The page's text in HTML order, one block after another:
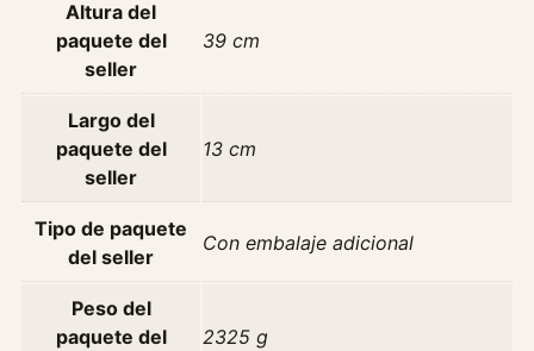
l
G
Altura del
paquete del
seller
39 cm
Largo del
paquete del
seller
13 cm
Tipo de paquete
del seller
Con embalaje adicional
Peso del
paquete del
2325 g